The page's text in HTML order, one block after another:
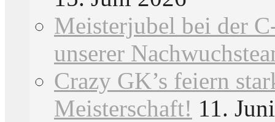
Meisterjubel bei der
unserer
Crazy GK’s feiern
Meisterschaft! 11.